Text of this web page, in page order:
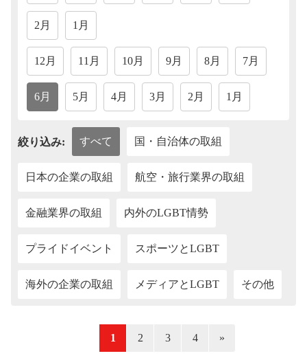
2月 1月
12月 11月 10月 9月 8月 7月
6月 5月 4月 3月 2月 1月
絞り込み: すべて 国・自治体の取組
日本の企業の取組 航空・旅行業界の取組
金融業界の取組 内外のLGBT情勢
プライドイベント スポーツとLGBT
海外の企業の取組 メディアとLGBT その他
1 2 3 4 »